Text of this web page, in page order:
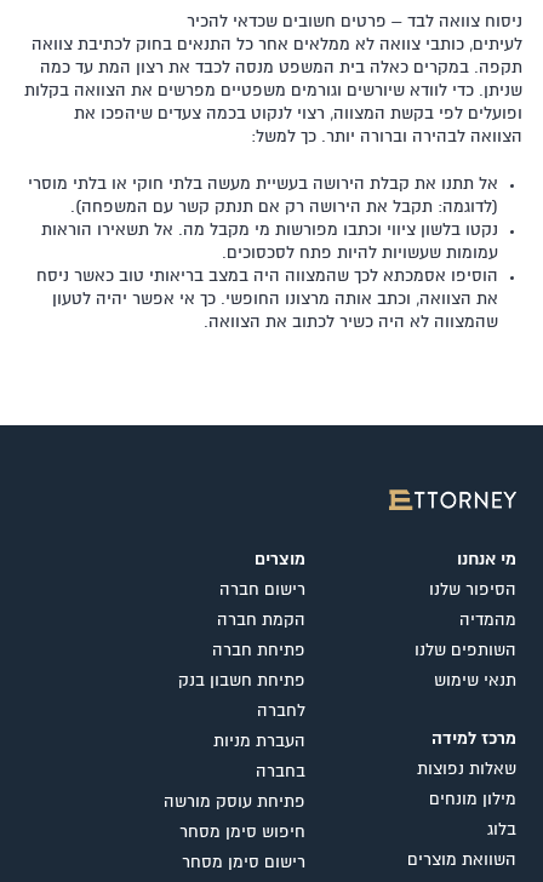
ניסוח צוואה לבד – פרטים חשובים שכדאי להכיר
לעיתים, כותבי צוואה לא ממלאים אחר כל התנאים בחוק לכתיבת צוואה
תקפה. במקרים כאלה בית המשפט מנסה לכבד את רצון המת עד כמה
שניתן. כדי לוודא שיורשים וגורמים משפטיים מפרשים את הצוואה בקלות
ופועלים לפי בקשת המצווה, רצוי לנקוט בכמה צעדים שיהפכו את
הצוואה לבהירה וברורה יותר. כך למשל:
אל תתנו את קבלת הירושה בעשיית מעשה בלתי חוקי או בלתי מוסרי
(לדוגמה: תקבל את הירושה רק אם תנתק קשר עם המשפחה).
נקטו בלשון ציווי וכתבו מפורשות מי מקבל מה. אל תשאירו הוראות
עמומות שעשויות להיות פתח לסכסוכים.
הוסיפו אסמכתא לכך שהמצווה היה במצב בריאותי טוב כאשר ניסח
את הצוואה, וכתב אותה מרצונו החופשי. כך אי אפשר יהיה לטעון
שהמצווה לא היה כשיר לכתוב את הצוואה.
מי אנחנו
הסיפור שלנו
מהמדיה
השותפים שלנו
תנאי שימוש
מרכז למידה
שאלות נפוצות
מילון מונחים
בלוג
השוואת מוצרים
מוצרים
רישום חברה
הקמת חברה
פתיחת חברה
פתיחת חשבון בנק
לחברה
העברת מניות
בחברה
פתיחת עוסק מורשה
חיפוש סימן מסחר
רישום סימן מסחר